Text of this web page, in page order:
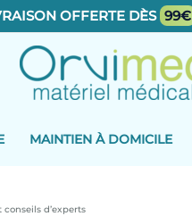
OFFERTE DÈS 99€
MAINTIEN À DOMICILE
d’experts